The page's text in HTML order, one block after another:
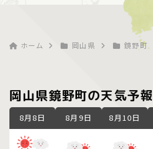
ホーム 岡山県 鏡野町
岡山県鏡野町の天気予報
8月8日 8月9日 8月10日